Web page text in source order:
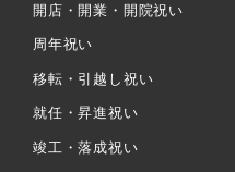
開店・開業・開院祝い
周年祝い
移転・引越し祝い
就任・昇進祝い
竣工・落成祝い